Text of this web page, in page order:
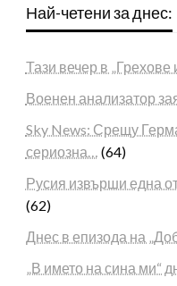
Най-четени за днес:
Тази вечер в „Грехове
Военен анализатор
Sky News: Срещу
сериозна… (64)
Русия извърши една
(62)
Днес в епизода на
„В името на сина ми“